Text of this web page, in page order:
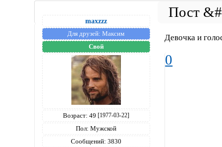
maxzzz
Для друзей: Максим
Свой
Возраст: 49 [1977-03-22]
Пол: Мужской
Сообщений: 3830
Девочка и
0